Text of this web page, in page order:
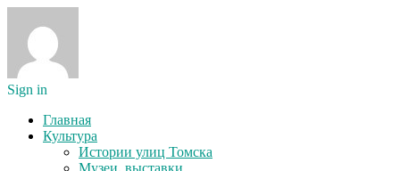
Sign in
Главная
Культура
Истории улиц Томска
Музеи, выставки